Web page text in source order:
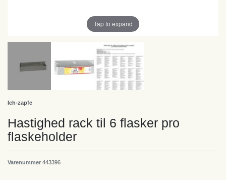
Tap to expand
Ich-zapfe
Hastighed rack til 6 flasker pro
flaskeholder
Varenummer 443396